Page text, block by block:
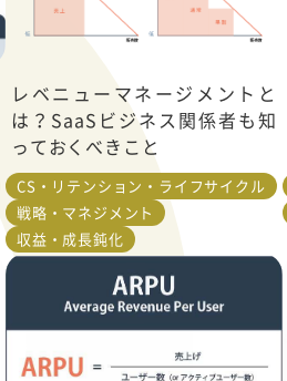
レベニューマネージメントと
は？SaaSビジネス関係者も知
っておくべきこと
CS・リテンション・ライフサイクル
戦略・マネジメント
収益・成長鈍化